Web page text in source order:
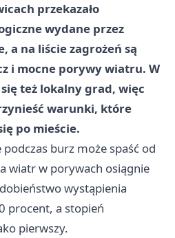
przekazało
wydane przez
a na liście zagrożeń są
i mocne porywy wiatru. W
też lokalny grad, więc
warunki, które
po mieście.
burz może spaść od
wiatr w porywach osiągnie
wystąpienia
procent, a stopień
pierwszy.